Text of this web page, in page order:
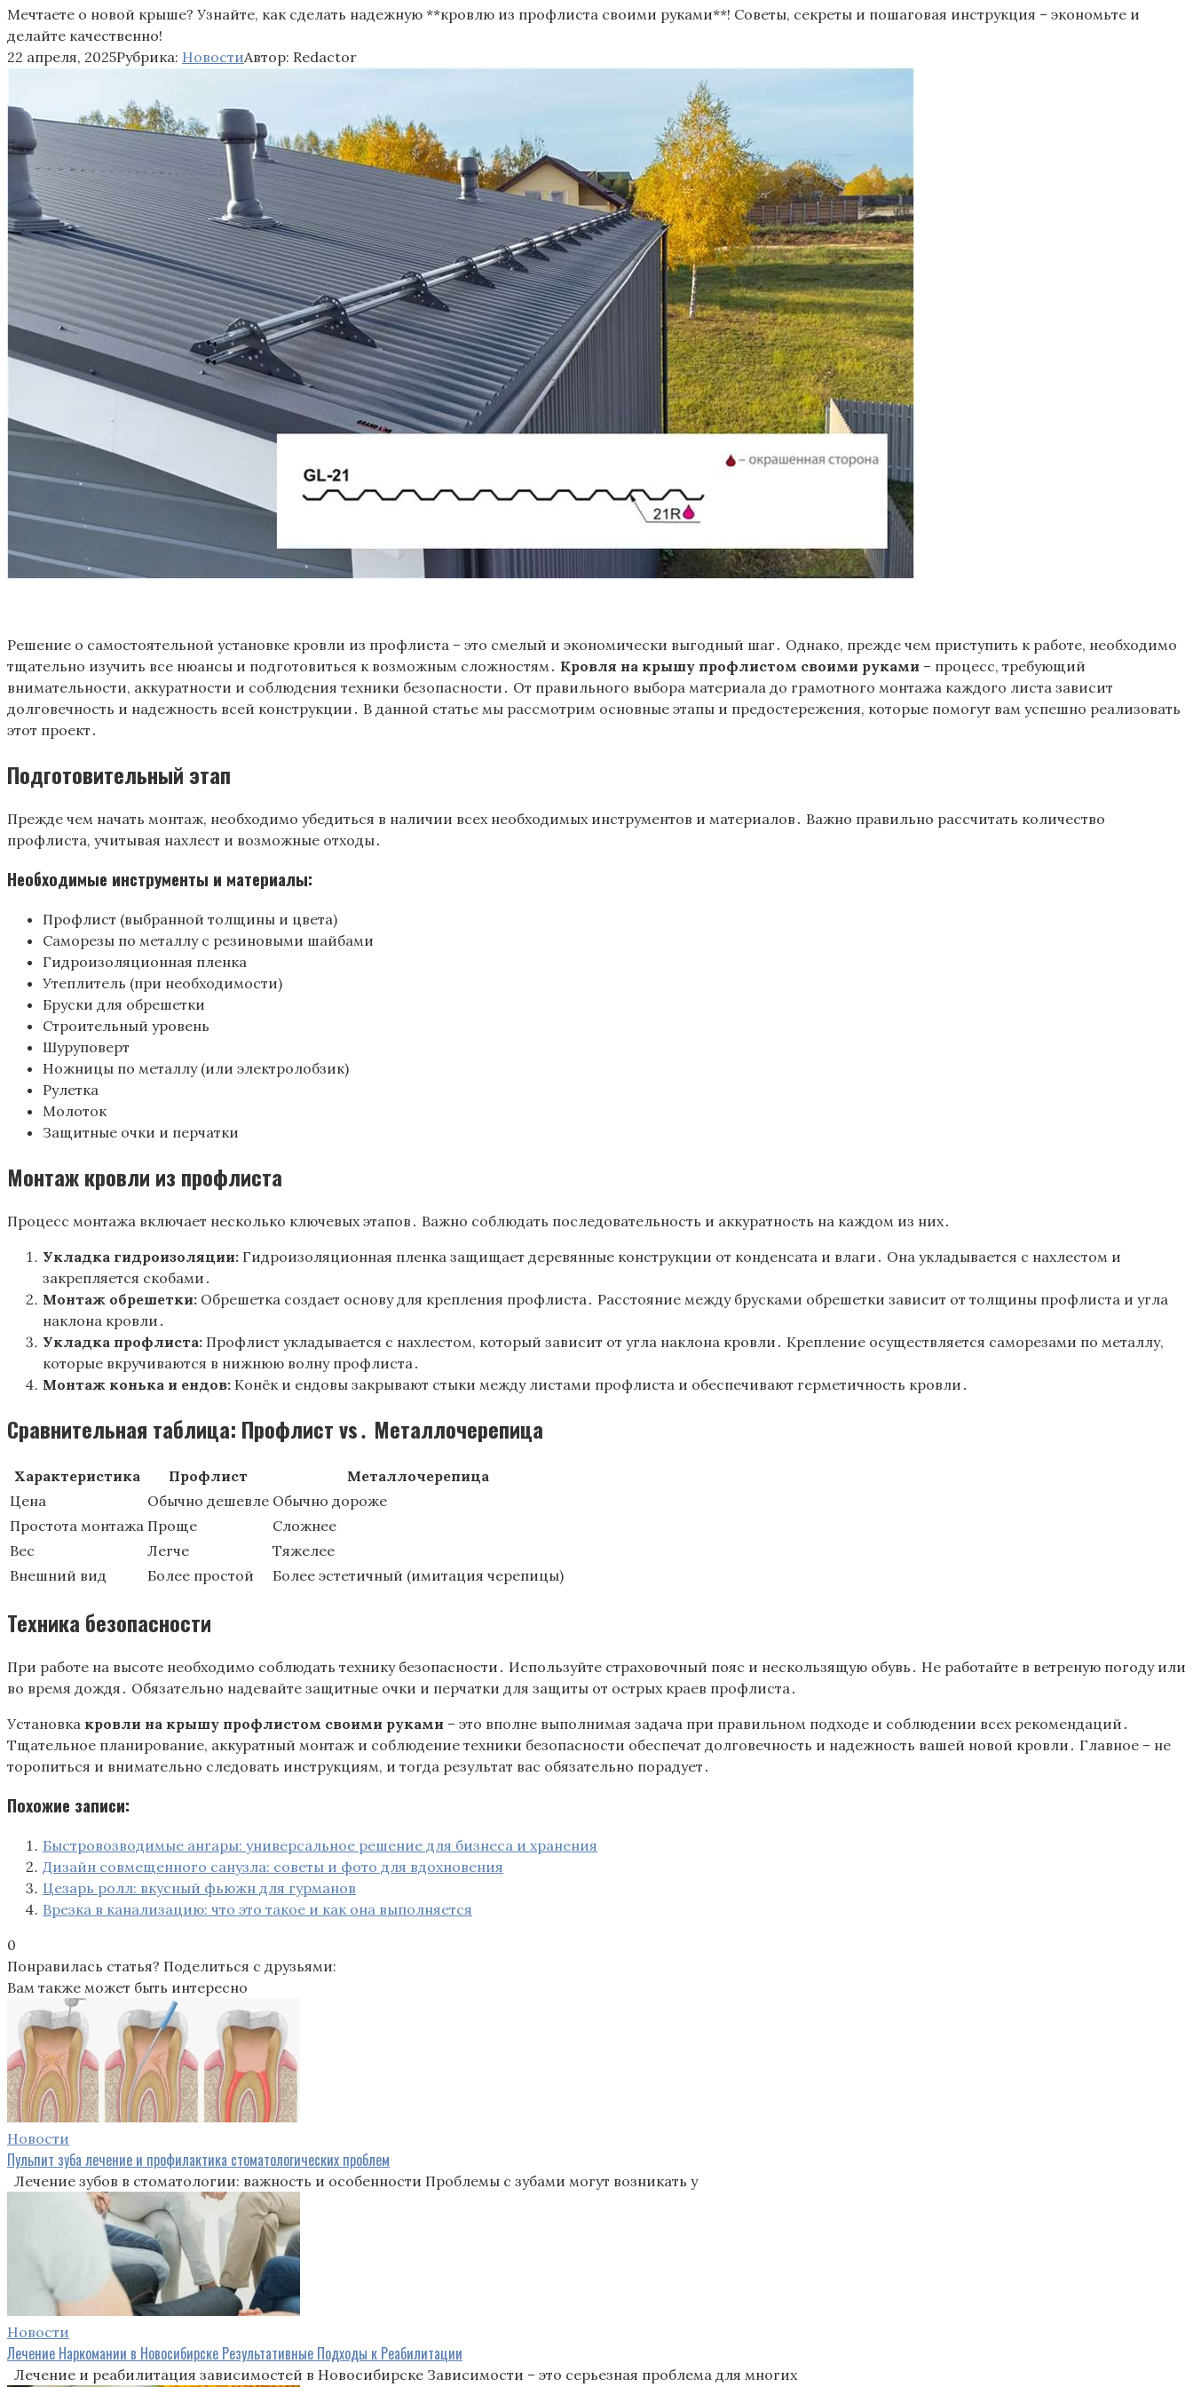
Мечтаете о новой крыше? Узнайте, как сделать надежную **кровлю из профлиста своими руками**! Советы, секреты и пошаговая инструкция – экономьте и
делайте качественно!
22 апреля, 2025Рубрика: НовостиАвтор: Redactor
Решение о самостоятельной установке кровли из профлиста – это смелый и экономически выгодный шаг․ Однако, прежде чем приступить к работе, необходимо
тщательно изучить все нюансы и подготовиться к возможным сложностям․ Кровля на крышу профлистом своими руками – процесс, требующий
внимательности, аккуратности и соблюдения техники безопасности․ От правильного выбора материала до грамотного монтажа каждого листа зависит
долговечность и надежность всей конструкции․ В данной статье мы рассмотрим основные этапы и предостережения, которые помогут вам успешно реализовать
этот проект․
Подготовительный этап
Прежде чем начать монтаж, необходимо убедиться в наличии всех необходимых инструментов и материалов․ Важно правильно рассчитать количество
профлиста, учитывая нахлест и возможные отходы․
Необходимые инструменты и материалы:
Профлист (выбранной толщины и цвета)
Саморезы по металлу с резиновыми шайбами
Гидроизоляционная пленка
Утеплитель (при необходимости)
Бруски для обрешетки
Строительный уровень
Шуруповерт
Ножницы по металлу (или электролобзик)
Рулетка
Молоток
Защитные очки и перчатки
Монтаж кровли из профлиста
Процесс монтажа включает несколько ключевых этапов․ Важно соблюдать последовательность и аккуратность на каждом из них․
Укладка гидроизоляции: Гидроизоляционная пленка защищает деревянные конструкции от конденсата и влаги․ Она укладывается с нахлестом и
закрепляется скобами․
Монтаж обрешетки: Обрешетка создает основу для крепления профлиста․ Расстояние между брусками обрешетки зависит от толщины профлиста и угла
наклона кровли․
Укладка профлиста: Профлист укладывается с нахлестом, который зависит от угла наклона кровли․ Крепление осуществляется саморезами по металлу,
которые вкручиваются в нижнюю волну профлиста․
Монтаж конька и ендов: Конёк и ендовы закрывают стыки между листами профлиста и обеспечивают герметичность кровли․
Сравнительная таблица: Профлист vs․ Металлочерепица
Характеристика Профлист
Металлочерепица
Цена
Обычно дешевле Обычно дороже
Простота монтажа Проще
Сложнее
Вес
Легче
Тяжелее
Внешний вид
Более простой Более эстетичный (имитация черепицы)
Техника безопасности
При работе на высоте необходимо соблюдать технику безопасности․ Используйте страховочный пояс и нескользящую обувь․ Не работайте в ветреную погоду или
во время дождя․ Обязательно надевайте защитные очки и перчатки для защиты от острых краев профлиста․
Установка кровли на крышу профлистом своими руками – это вполне выполнимая задача при правильном подходе и соблюдении всех рекомендаций․
Тщательное планирование, аккуратный монтаж и соблюдение техники безопасности обеспечат долговечность и надежность вашей новой кровли․ Главное – не
торопиться и внимательно следовать инструкциям, и тогда результат вас обязательно порадует․
Похожие записи:
Быстровозводимые ангары: универсальное решение для бизнеса и хранения
Дизайн совмещенного санузла: советы и фото для вдохновения
Цезарь ролл: вкусный фьюжн для гурманов
Врезка в канализацию: что это такое и как она выполняется
0
Понравилась статья? Поделиться с друзьями:
Вам также может быть интересно
Новости
Пульпит зуба лечение и профилактика стоматологических проблем
Лечение зубов в стоматологии: важность и особенности Проблемы с зубами могут возникать у
Новости
Лечение Наркомании в Новосибирске Результативные Подходы к Реабилитации
Лечение и реабилитация зависимостей в Новосибирске Зависимости – это серьезная проблема для многих